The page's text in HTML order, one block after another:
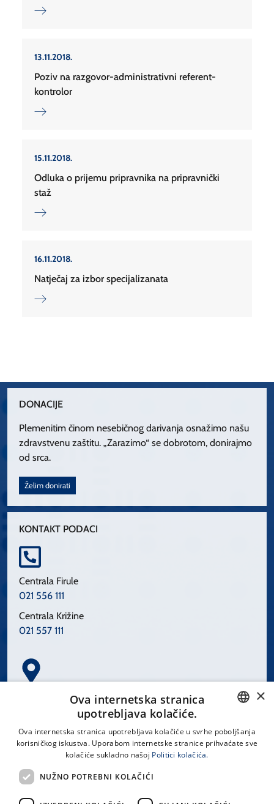
13.11.2018.
Poziv na razgovor-administrativni referent-
kontrolor
15.11.2018.
Odluka o prijemu pripravnika na pripravnički
staž
16.11.2018.
Natječaj za izbor specijalizanata
DONACIJE
Plemenitim činom nesebičnog darivanja osnažimo našu
zdravstvenu zaštitu. „Zarazimo“ se dobrotom, donirajmo
od srca.
Želim donirati
KONTAKT PODACI
Centrala Firule
021 556 111
Centrala Križine
021 557 111
Spinčićeva 1, 21000 Split
CROATIAN
×
Ova internetska stranica
upotrebljava kolačiće.
Ova internetska stranica upotrebljava kolačiće u svrhe poboljšanja
korisničkog iskustva. Uporabom internetske stranice prihvaćate sve
kolačiće sukladno našoj Politici kolačića.
NUŽNO POTREBNI KOLAČIĆI